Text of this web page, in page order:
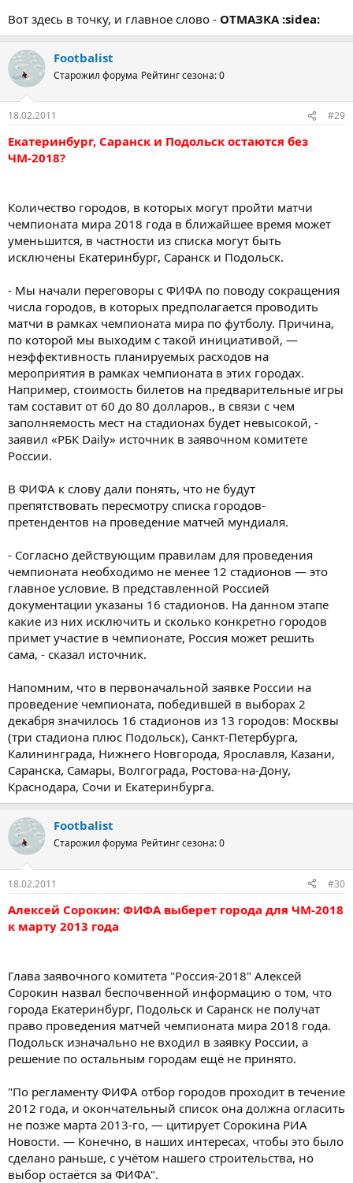
Вот здесь в точку, и главное слово - ОТМАЗКА :sidea:
Footbalist
Старожил форума Рейтинг сезона: 0
18.02.2011 #29
Екатеринбург, Саранск и Подольск остаются без
ЧМ-2018?
Количество городов, в которых могут пройти матчи
чемпионата мира 2018 года в ближайшее время может
уменьшится, в частности из списка могут быть
исключены Екатеринбург, Саранск и Подольск.
- Мы начали переговоры с ФИФА по поводу сокращения
числа городов, в которых предполагается проводить
матчи в рамках чемпионата мира по футболу. Причина,
по которой мы выходим с такой инициативой, —
неэффективность планируемых расходов на
мероприятия в рамках чемпионата в этих городах.
Например, стоимость билетов на предварительные игры
там составит от 60 до 80 долларов., в связи с чем
заполняемость мест на стадионах будет невысокой, -
заявил «РБК Daily» источник в заявочном комитете
России.
В ФИФА к слову дали понять, что не будут
препятствовать пересмотру списка городов-
претендентов на проведение матчей мундиаля.
- Согласно действующим правилам для проведения
чемпионата необходимо не менее 12 стадионов — это
главное условие. В представленной Россией
документации указаны 16 стадионов. На данном этапе
какие из них исключить и сколько конкретно городов
примет участие в чемпионате, Россия может решить
сама, - сказал источник.
Напомним, что в первоначальной заявке России на
проведение чемпионата, победившей в выборах 2
декабря значилось 16 стадионов из 13 городов: Москвы
(три стадиона плюс Подольск), Санкт-Петербурга,
Калининграда, Нижнего Новгорода, Ярославля, Казани,
Саранска, Самары, Волгограда, Ростова-на-Дону,
Краснодара, Сочи и Екатеринбурга.
Footbalist
Старожил форума Рейтинг сезона: 0
18.02.2011 #30
Алексей Сорокин: ФИФА выберет города для ЧМ-2018
к марту 2013 года
Глава заявочного комитета "Россия-2018" Алексей
Сорокин назвал беспочвенной информацию о том, что
города Екатеринбург, Подольск и Саранск не получат
право проведения матчей чемпионата мира 2018 года.
Подольск изначально не входил в заявку России, а
решение по остальным городам ещё не принято.
"По регламенту ФИФА отбор городов проходит в течение
2012 года, и окончательный список она должна огласить
не позже марта 2013-го, — цитирует Сорокина РИА
Новости. — Конечно, в наших интересах, чтобы это было
сделано раньше, с учётом нашего строительства, но
выбор остаётся за ФИФА".